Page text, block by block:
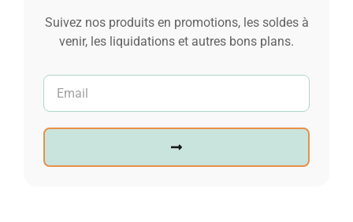
Suivez nos produits en promotions, les soldes à
venir, les liquidations et autres bons plans.